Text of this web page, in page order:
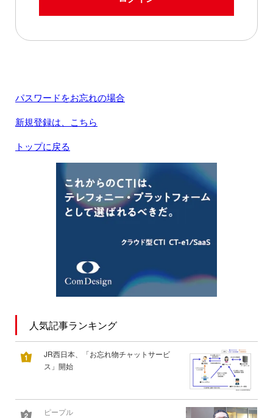
パスワードをお忘れの場合
新規登録は、こちら
トップに戻る
人気記事ランキング
JR西日本、「お忘れ物チャットサービ
ス」開始
ピープル